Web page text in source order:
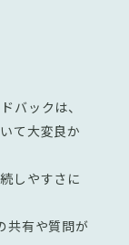
バックは、
て大変良か
しやすさに
共有や質問が